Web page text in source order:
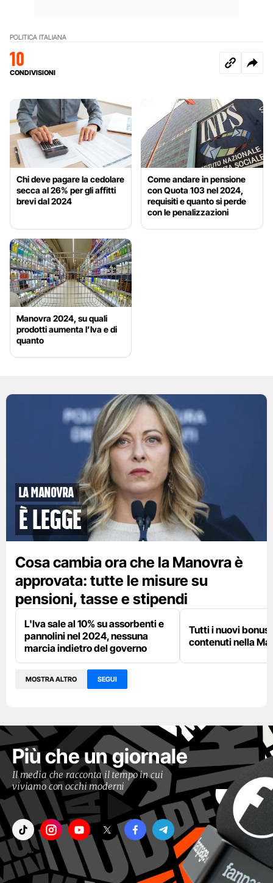
POLITICA ITALIANA
10
CONDIVISIONI
Chi deve pagare la cedolare
secca al 26% per gli affitti
brevi dal 2024
Come andare in pensione
con Quota 103 nel 2024,
requisiti e quanto si perde
con le penalizzazioni
Manovra 2024, su quali
prodotti aumenta l’Iva e di
quanto
la manovra
è legge
Cosa cambia ora che la Manovra è
approvata: tutte le misure su
pensioni, tasse e stipendi
L'Iva sale al 10% su assorbenti e
pannolini nel 2024, nessuna
marcia indietro del governo
Tutti i nuovi bonus
contenuti nella
MOSTRA ALTRO SEGUI
Più che un giornale
Il media che racconta il tempo in cui
viviamo con occhi moderni